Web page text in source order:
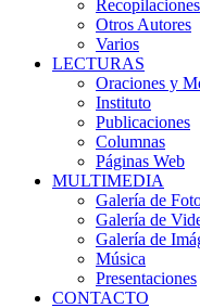
Recopilaciones
Otros Autores
Varios
LECTURAS
Oraciones y
Instituto
Publicaciones
Columnas
Páginas Web
MULTIMEDIA
Galería de
Galería de
Galería de
Música
Presentaciones
CONTACTO